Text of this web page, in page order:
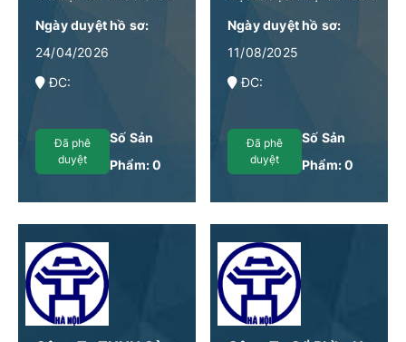
Ngày duyệt hồ sơ:
24/04/2026
ĐC:
Đã phê
duyệt
Số Sản
Phẩm:0
Ngày duyệt hồ sơ:
11/08/2025
ĐC:
Đã phê
duyệt
Số Sản
Phẩm:0